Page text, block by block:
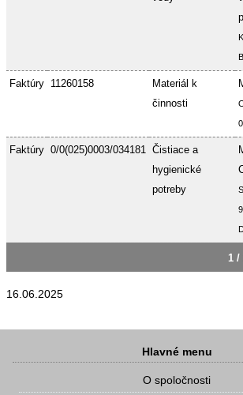
Faktúry 11260158
Materiál k
činnosti
Faktúry 0/0(025)0003/034181 Čistiace a
hygienické
potreby
1 /
16.06.2025
Hlavné menu
O spoločnosti